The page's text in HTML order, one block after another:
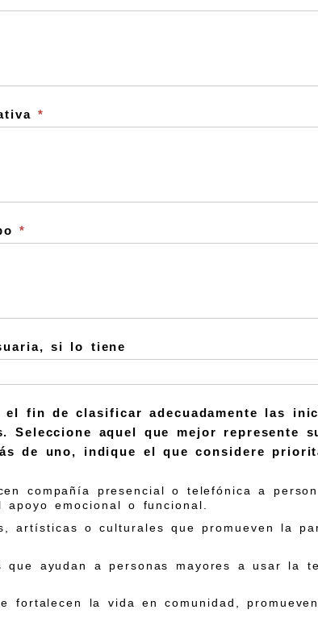
*
*
si lo tiene
prioritario o más
compañía presencial o telefónica a
emocional o funcional.
artísticas o culturales que promueven la
ayudan a personas mayores a usar la
fortalecen la vida en comunidad,